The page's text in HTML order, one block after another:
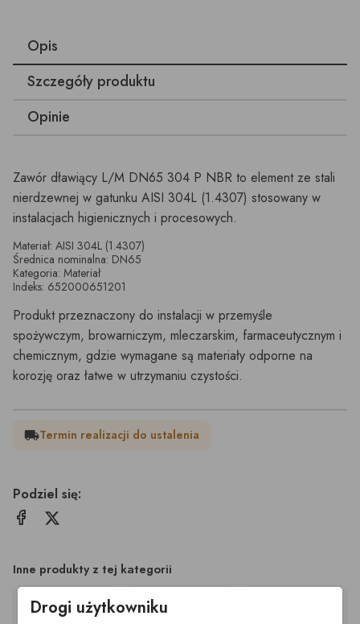
Opis
Szczegóły produktu
Opinie
Zawór dławiący L/M DN65 304 P NBR to element ze stali
nierdzewnej w gatunku AISI 304L (1.4307) stosowany w
instalacjach higienicznych i procesowych.
Materiał: AISI 304L (1.4307)
Średnica nominalna: DN65
Kategoria: Materiał
Indeks: 652000651201
Produkt przeznaczony do instalacji w przemyśle
spożywczym, browarniczym, mleczarskim, farmaceutycznym i
chemicznym, gdzie wymagane są materiały odporne na
korozję oraz łatwe w utrzymaniu czystości.
local_shippingTermin realizacji do ustalenia
Podziel się:
Inne produkty z tej kategorii
Drogi użytkowniku